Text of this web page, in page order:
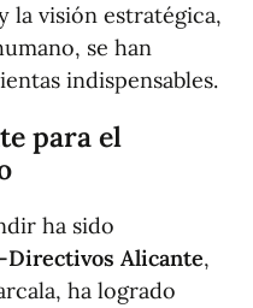
la visión estratégica,
se han
indispensables.
para el
ha sido
Directivos Alicante,
ha logrado